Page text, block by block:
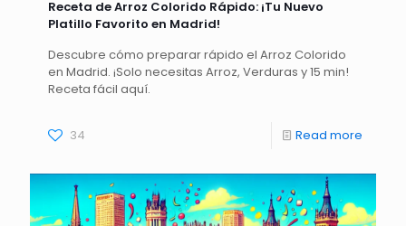
Receta de Arroz Colorido Rápido: ¡Tu Nuevo
Platillo Favorito en Madrid!
Descubre cómo preparar rápido el Arroz Colorido
en Madrid. ¡Solo necesitas Arroz, Verduras y 15 min!
Receta fácil aquí.
34 Read more